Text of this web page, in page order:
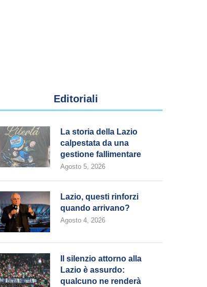
Editoriali
La storia della Lazio
calpestata da una
gestione fallimentare
Agosto 5, 2026
Lazio, questi rinforzi
quando arrivano?
Agosto 4, 2026
Il silenzio attorno alla
Lazio è assurdo:
qualcuno ne renderà